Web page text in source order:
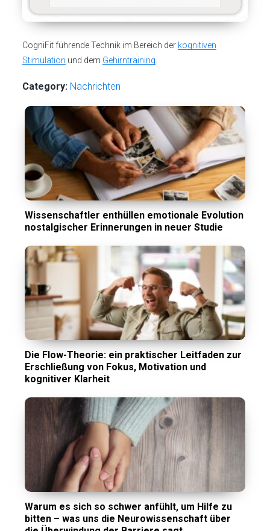
CogniFit führende Technik im Bereich der kognitiven
Stimulation und dem Gehirntraining
Category: Nachrichten
Wissenschaftler enthüllen emotionale Evolution
nostalgischer Erinnerungen in neuer Studie
Die Flow-Theorie: ein praktischer Leitfaden zur
Erschließung von Fokus, Motivation und
kognitiver Klarheit
Warum es sich so schwer anfühlt, um Hilfe zu
bitten – was uns die Neurowissenschaft über